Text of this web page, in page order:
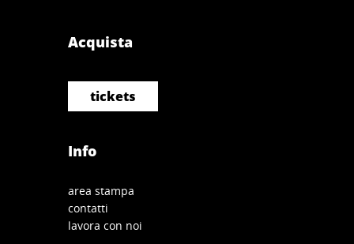
Acquista
tickets
Info
area stampa
contatti
lavora con noi